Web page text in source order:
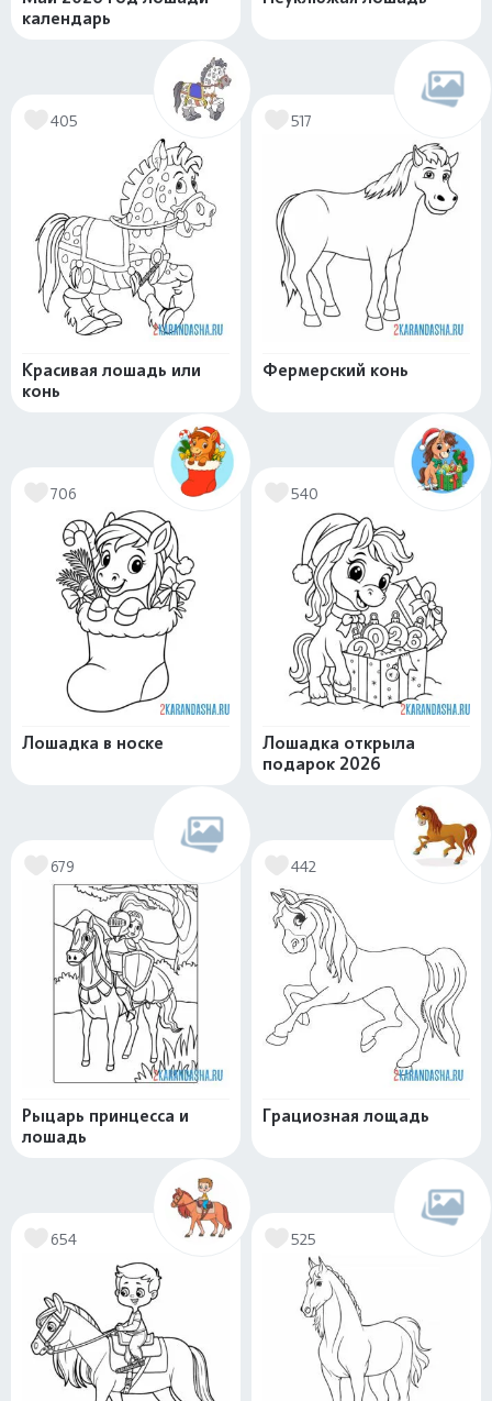
календарь
405
Красивая лошадь или
конь
517
Фермерский конь
706
Лошадка в носке
540
Лошадка открыла
подарок 2026
679
Рыцарь принцесса и
лошадь
442
Грациозная лощадь
654 525